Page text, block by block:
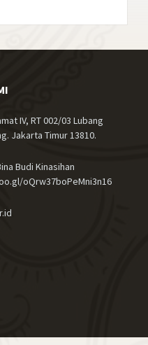
IV, RT 002/03 Lubang
Jakarta Timur 13810.
Budi Kinasihan
oQrw37boPeMni3n16